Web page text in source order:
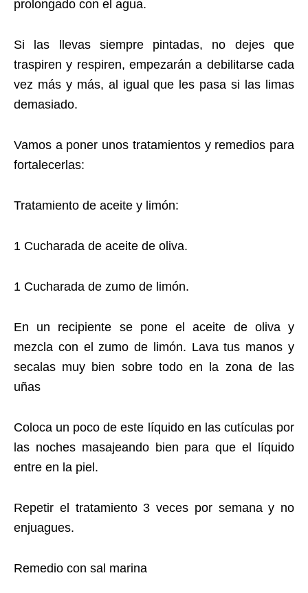
prolongado con el agua.
Si las llevas siempre pintadas, no dejes que
traspiren y respiren, empezarán a debilitarse cada
vez más y más, al igual que les pasa si las limas
demasiado.
Vamos a poner unos tratamientos y remedios para
fortalecerlas:
Tratamiento de aceite y limón:
1 Cucharada de aceite de oliva.
1 Cucharada de zumo de limón.
En un recipiente se pone el aceite de oliva y
mezcla con el zumo de limón. Lava tus manos y
secalas muy bien sobre todo en la zona de las
uñas
Coloca un poco de este líquido en las cutículas por
las noches masajeando bien para que el líquido
entre en la piel.
Repetir el tratamiento 3 veces por semana y no
enjuagues.
Remedio con sal marina